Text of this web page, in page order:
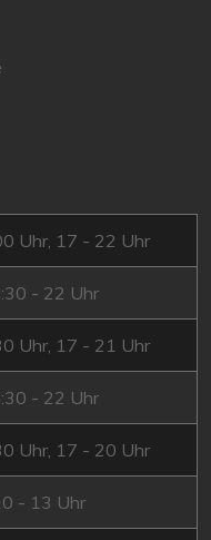
Uhr, 17 - 22 Uhr
- 22 Uhr
Uhr, 17 - 21 Uhr
- 22 Uhr
Uhr, 17 - 20 Uhr
- 13 Uhr